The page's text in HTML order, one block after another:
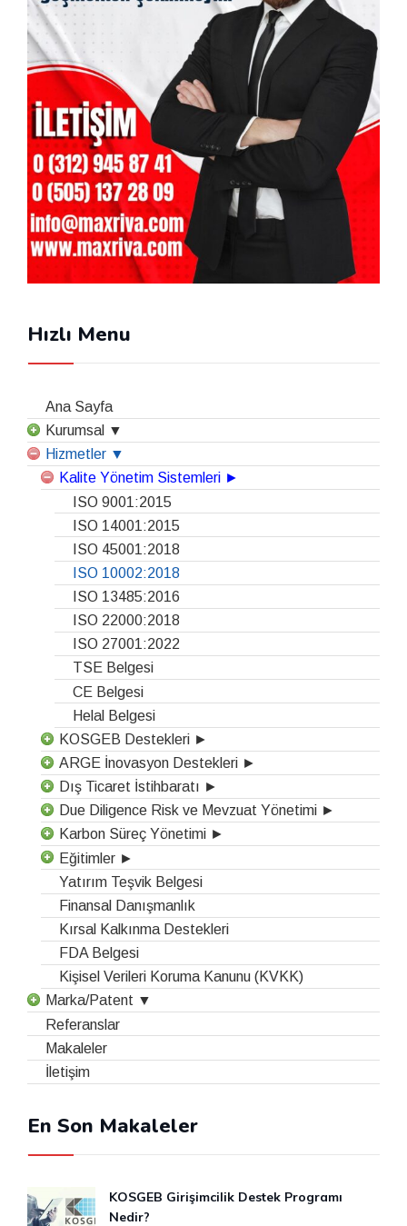
Hızlı Menu
Ana Sayfa
Kurumsal ▼
Hizmetler ▼
Kalite Yönetim Sistemleri ►
ISO 9001:2015
ISO 14001:2015
ISO 45001:2018
ISO 10002:2018
ISO 13485:2016
ISO 22000:2018
ISO 27001:2022
TSE Belgesi
CE Belgesi
Helal Belgesi
KOSGEB Destekleri ►
ARGE İnovasyon Destekleri ►
Dış Ticaret İstihbaratı ►
Due Diligence Risk ve Mevzuat Yönetimi ►
Karbon Süreç Yönetimi ►
Eğitimler ►
Yatırım Teşvik Belgesi
Finansal Danışmanlık
Kırsal Kalkınma Destekleri
FDA Belgesi
Kişisel Verileri Koruma Kanunu (KVKK)
Marka/Patent ▼
Referanslar
Makaleler
İletişim
En Son Makaleler
KOSGEB Girişimcilik Destek Programı
Nedir?